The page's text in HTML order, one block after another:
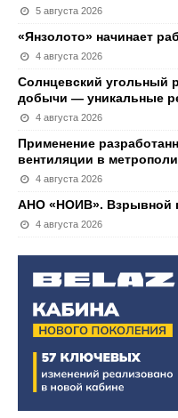
5 августа 2026
«Янзолото» начинает
4 августа 2026
Солнцевский угольный
добычи — уникальные
4 августа 2026
Применение
вентиляции в
4 августа 2026
АНО «НОИВ». Взрывной
4 августа 2026